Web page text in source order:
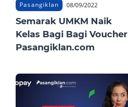
Pasangiklan 08/09/2022
Semarak UMKM Naik
Kelas Bagi Bagi Voucher
Pasangiklan.com